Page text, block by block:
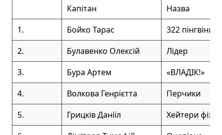
Капітан
Назва
1.
Бойко Тарас
322 пінгвіни
2.
Булавенко Олексій
Лідер
3.
Бура Артем
«ВЛАДІК!»
4.
Волкова Генрієтта
Перчики
5.
Грицків Даніїл
Хейтери